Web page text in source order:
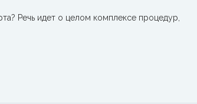
Речь идет о целом комплексе процедур,